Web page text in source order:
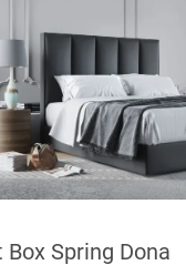
Box Spring Dona